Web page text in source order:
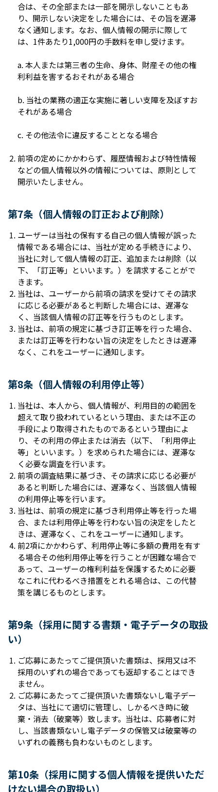
合は、その全部または⼀部を開⽰しないこともあ
り、開⽰しない決定をした場合には、その旨を遅滞
なく通知します。なお、個⼈情報の開⽰に際して
は、1件あたり1,000円の⼿数料を申し受けます。
a. 本⼈または第三者の⽣命、⾝体、財産その他の権
利利益を害するおそれがある場合
b. 当社の業務の適正な実施に著しい⽀障を及ぼすお
それがある場合
c. その他法令に違反することとなる場合
前項の定めにかかわらず、履歴情報および特性情報
などの個⼈情報以外の情報については、原則として
開⽰いたしません。
第7条（個⼈情報の訂正および削除）
ユーザーは当社の保有する⾃⼰の個⼈情報が誤った
情報である場合には、当社が定める⼿続きにより、
当社に対して個⼈情報の訂正、追加または削除（以
下、「訂正等」といいます。）を請求することがで
きます。
当社は、ユーザーから前項の請求を受けてその請求
に応じる必要があると判断した場合には、遅滞な
く、当該個⼈情報の訂正等を⾏うものとします。
当社は、前項の規定に基づき訂正等を⾏った場合、
または訂正等を⾏わない旨の決定をしたときは遅滞
なく、これをユーザーに通知します。
第8条（個⼈情報の利⽤停⽌等）
当社は、本⼈から、個⼈情報が、利⽤⽬的の範囲を
超えて取り扱われているという理由、または不正の
⼿段により取得されたものであるという理由によ
り、その利⽤の停⽌または消去（以下、「利⽤停⽌
等」といいます。）を求められた場合には、遅滞な
く必要な調査を⾏います。
前項の調査結果に基づき、その請求に応じる必要が
あると判断した場合には、遅滞なく、当該個⼈情報
の利⽤停⽌等を⾏います。
当社は、前項の規定に基づき利⽤停⽌等を⾏った場
合、または利⽤停⽌等を⾏わない旨の決定をしたと
きは、遅滞なく、これをユーザーに通知します。
前2項にかかわらず、利⽤停⽌等に多額の費⽤を有す
る場合その他利⽤停⽌等を⾏うことが困難な場合で
あって、ユーザーの権利利益を保護するために必要
なこれに代わるべき措置をとれる場合は、この代替
策を講じるものとします。
第9条（採⽤に関する書類・電⼦データの取扱
い）
ご応募にあたってご提供頂いた書類は、採⽤⼜は不
採⽤のいずれの場合であっても返却することはでき
ません。
ご応募にあたってご提供頂いた書類ないし電⼦デー
タは、当社にて適切に管理し、しかるべき時に破
棄・消去（破棄等）致します。当社は、応募者に対
し、当該書類ないし電⼦データの保管⼜は破棄等の
いずれの義務も負わないものとします。
第10条（採⽤に関する個⼈情報を提供いただ
けない場合の取扱い）